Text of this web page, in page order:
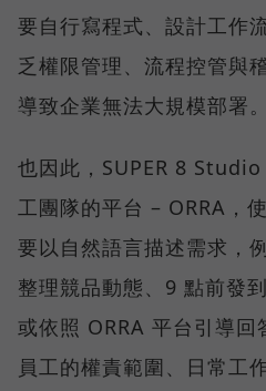
要自行寫程式、設計工作
乏權限管理、流程控管與
導致企業無法大規模部署。
也因此，SUPER 8
工團隊的平台 – ORRA，
要以自然語言描述需求，
整理競品動態、9 點前發
或依照 ORRA 平台引導
員工的權責範圍、日常工